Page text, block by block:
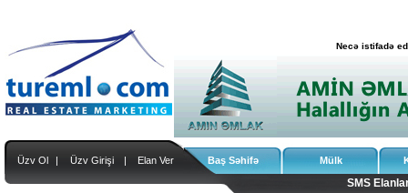
Necə istifadə
Üzv Ol | Üzv Girişi | Elan Ver Baş Səhifə Mülk
SMS